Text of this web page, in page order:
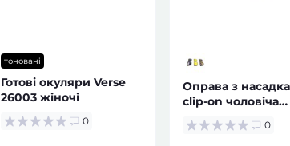
тоновані
Готові окуляри Verse
26003 жіночі
0
Оправа з
clip-on чоловіча
металева — за
рецептом
0